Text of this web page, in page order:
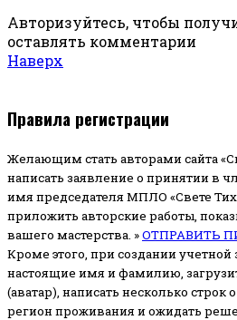
Авторизуйтесь, чтобы
оставлять комментарии
Наверх
Правила регистрации
Желающим стать авторами сайта
написать заявление о принятии в
имя председателя МПЛО «Свете
приложить авторские работы,
вашего мастерства. »ОТПРАВИТЬ
Кроме этого, при создании учетной
настоящие имя и фамилию,
(аватар), написать несколько строк
регион проживания и ожидать